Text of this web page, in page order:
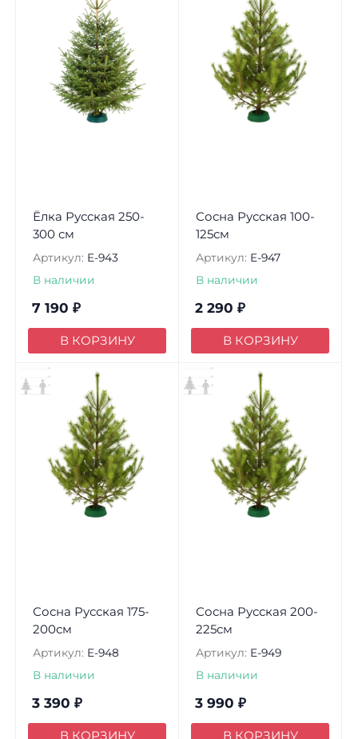
Ёлка Русская 250-
300 см
Артикул: E-943
В наличии
7 190 ₽
В КОРЗИНУ
Сосна Русская 100-
125см
Артикул: E-947
В наличии
2 290 ₽
В КОРЗИНУ
Сосна Русская 175-
200см
Артикул: E-948
В наличии
3 390 ₽
В КОРЗИНУ
Сосна Русская 200-
225см
Артикул: E-949
В наличии
3 990 ₽
В КОРЗИНУ